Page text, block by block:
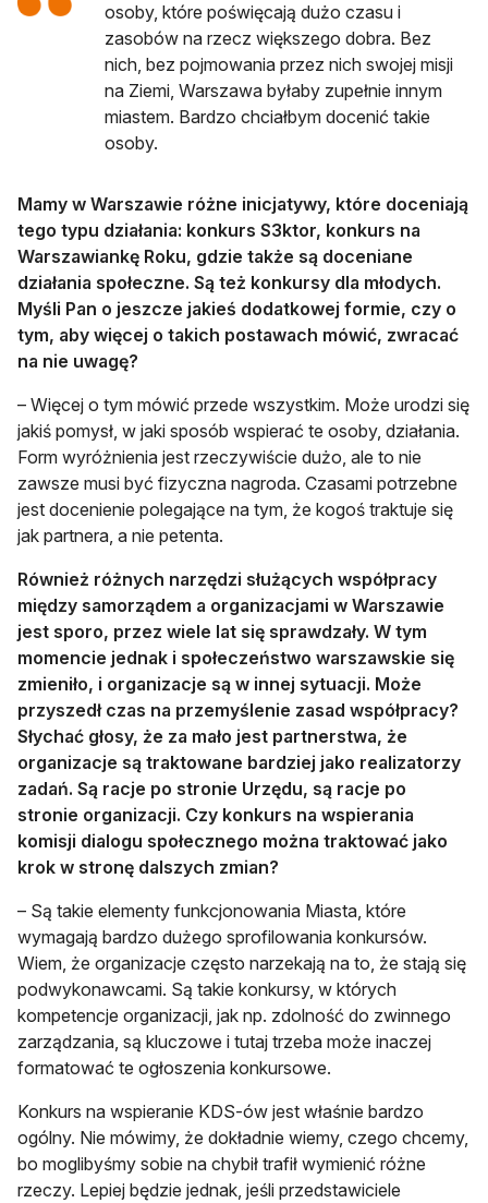
osoby, które poświęcają dużo czasu i
zasobów na rzecz większego dobra. Bez
nich, bez pojmowania przez nich swojej misji
na Ziemi, Warszawa byłaby zupełnie innym
miastem. Bardzo chciałbym docenić takie
osoby.
Mamy w Warszawie różne inicjatywy, które doceniają
tego typu działania: konkurs S3ktor, konkurs na
Warszawiankę Roku, gdzie także są doceniane
działania społeczne. Są też konkursy dla młodych.
Myśli Pan o jeszcze jakieś dodatkowej formie, czy o
tym, aby więcej o takich postawach mówić, zwracać
na nie uwagę?
– Więcej o tym mówić przede wszystkim. Może urodzi się
jakiś pomysł, w jaki sposób wspierać te osoby, działania.
Form wyróżnienia jest rzeczywiście dużo, ale to nie
zawsze musi być fizyczna nagroda. Czasami potrzebne
jest docenienie polegające na tym, że kogoś traktuje się
jak partnera, a nie petenta.
Również różnych narzędzi służących współpracy
między samorządem a organizacjami w Warszawie
jest sporo, przez wiele lat się sprawdzały. W tym
momencie jednak i społeczeństwo warszawskie się
zmieniło, i organizacje są w innej sytuacji. Może
przyszedł czas na przemyślenie zasad współpracy?
Słychać głosy, że za mało jest partnerstwa, że
organizacje są traktowane bardziej jako realizatorzy
zadań. Są racje po stronie Urzędu, są racje po
stronie organizacji. Czy konkurs na wspierania
komisji dialogu społecznego można traktować jako
krok w stronę dalszych zmian?
– Są takie elementy funkcjonowania Miasta, które
wymagają bardzo dużego sprofilowania konkursów.
Wiem, że organizacje często narzekają na to, że stają się
podwykonawcami. Są takie konkursy, w których
kompetencje organizacji, jak np. zdolność do zwinnego
zarządzania, są kluczowe i tutaj trzeba może inaczej
formatować te ogłoszenia konkursowe.
Konkurs na wspieranie KDS-ów jest właśnie bardzo
ogólny. Nie mówimy, że dokładnie wiemy, czego chcemy,
bo moglibyśmy sobie na chybił trafił wymienić różne
rzeczy. Lepiej będzie jednak, jeśli przedstawiciele